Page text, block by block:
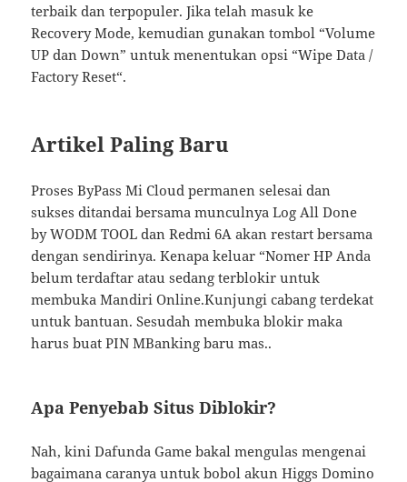
terbaik dan terpopuler. Jika telah masuk ke
Recovery Mode, kemudian gunakan tombol “Volume
UP dan Down” untuk menentukan opsi “Wipe Data /
Factory Reset“.
Artikel Paling Baru
Proses ByPass Mi Cloud permanen selesai dan
sukses ditandai bersama munculnya Log All Done
by WODM TOOL dan Redmi 6A akan restart bersama
dengan sendirinya. Kenapa keluar “Nomer HP Anda
belum terdaftar atau sedang terblokir untuk
membuka Mandiri Online.Kunjungi cabang terdekat
untuk bantuan. Sesudah membuka blokir maka
harus buat PIN MBanking baru mas..
Apa Penyebab Situs Diblokir?
Nah, kini Dafunda Game bakal mengulas mengenai
bagaimana caranya untuk bobol akun Higgs Domino